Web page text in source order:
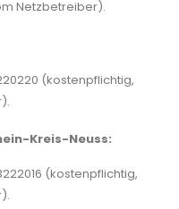
Netzbetreiber).
(kostenpflichtig,
Kreis-Neuss:
(kostenpflichtig,